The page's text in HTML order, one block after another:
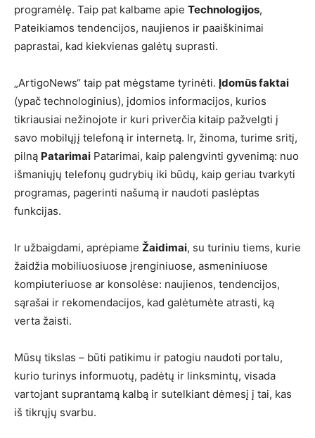
programėlę. Taip pat kalbame apie Technologijos,
Pateikiamos tendencijos, naujienos ir paaiškinimai
paprastai, kad kiekvienas galėtų suprasti.
„ArtigoNews“ taip pat mėgstame tyrinėti. Įdomūs faktai
(ypač technologinius), įdomios informacijos, kurios
tikriausiai nežinojote ir kuri priverčia kitaip pažvelgti į
savo mobilųjį telefoną ir internetą. Ir, žinoma, turime sritį,
pilną Patarimai Patarimai, kaip palengvinti gyvenimą: nuo
išmaniųjų telefonų gudrybių iki būdų, kaip geriau tvarkyti
programas, pagerinti našumą ir naudoti paslėptas
funkcijas.
Ir užbaigdami, aprėpiame Žaidimai, su turiniu tiems, kurie
žaidžia mobiliuosiuose įrenginiuose, asmeniniuose
kompiuteriuose ar konsolėse: naujienos, tendencijos,
sąrašai ir rekomendacijos, kad galėtumėte atrasti, ką
verta žaisti.
Mūsų tikslas – būti patikimu ir patogiu naudoti portalu,
kurio turinys informuotų, padėtų ir linksmintų, visada
vartojant suprantamą kalbą ir sutelkiant dėmesį į tai, kas
iš tikrųjų svarbu.